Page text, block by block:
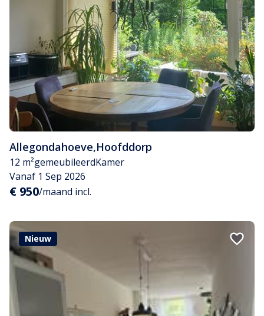
Allegondahoeve,Hoofddorp
12 m²gemeubileerdKamer
Vanaf 1 Sep 2026
€ 950/maand incl.
Nieuw